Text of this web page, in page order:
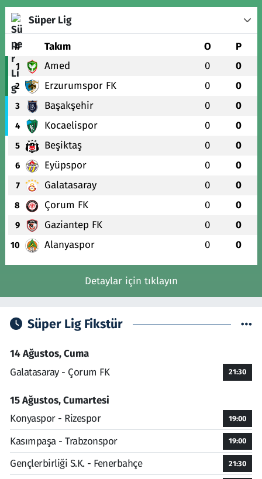
Süper Lig
# Takım O P
1 Amed 0 0
2 Erzurumspor FK 0 0
3 Başakşehir 0 0
4 Kocaelispor 0 0
5 Beşiktaş 0 0
6 Eyüpspor 0 0
7 Galatasaray 0 0
8 Çorum FK 0 0
9 Gaziantep FK 0 0
10 Alanyaspor 0 0
Detaylar için tıklayın
Süper Lig Fikstür
14 Ağustos, Cuma
Galatasaray - Çorum FK
21:30
15 Ağustos, Cumartesi
Konyaspor - Rizespor
19:00
Kasımpaşa - Trabzonspor 19:00
Gençlerbirliği S.K. - Fenerbahçe 21:30